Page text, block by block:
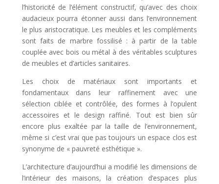
l’historicité de l’élément constructif, qu’avec des choix
audacieux pourra étonner aussi dans l’environnement
le plus aristocratique. Les meubles et les compléments
sont faits de marbre fossilisé : à partir de la table
couplée avec bois ou métal à des véritables sculptures
de meubles et d’articles sanitaires.
Les choix de matériaux sont importants et
fondamentaux dans leur raffinement avec une
sélection ciblée et contrôlée, des formes à l’opulent
accessoires et le design raffiné. Tout est bien sûr
encore plus exaltée par la taille de l’environnement,
même si c’est vrai que pas toujours un espace clos est
synonyme de « pauvreté esthétique ».
L’architecture d’aujourd’hui a modifié les dimensions de
l’intérieur des maisons, la création d’espaces plus